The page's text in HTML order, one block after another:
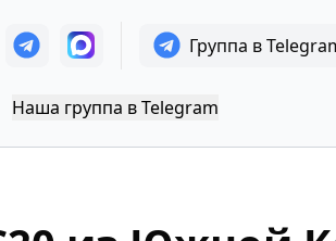
Группа в
Наша группа в Telegram